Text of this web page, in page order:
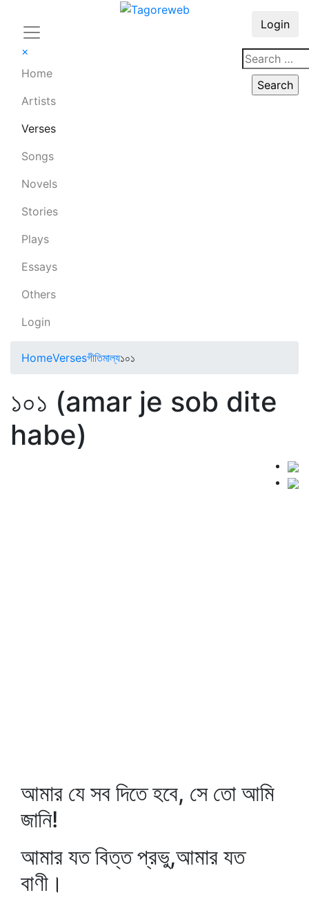
×
Home
Artists
Verses
Songs
Novels
Stories
Plays
Essays
Others
Login
Login
HomeVersesগীতিমাল্য১০১
১০১ (amar je sob dite
habe)
আমার যে সব দিতে হবে, সে তো আমি
জানি!
আমার যত বিত্ত প্রভু,আমার যত
বাণী।